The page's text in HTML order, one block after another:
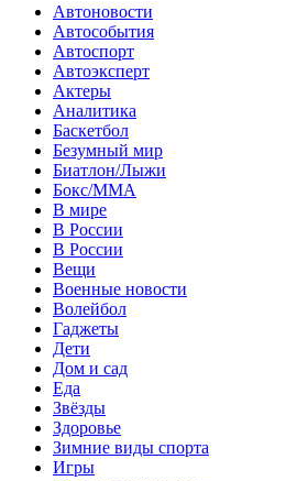
Автоновости
Автособытия
Автоспорт
Автоэксперт
Актеры
Аналитика
Баскетбол
Безумный мир
Биатлон/Лыжи
Бокс/MMA
В мире
В России
В России
Вещи
Военные новости
Волейбол
Гаджеты
Дети
Дом и сад
Еда
Звёзды
Здоровье
Зимние виды спорта
Игры